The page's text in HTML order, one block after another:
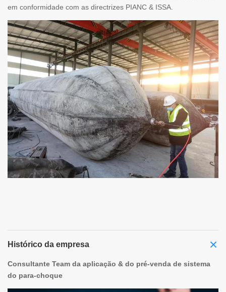
em conformidade com as directrizes PIANC & ISSA.
Histórico da empresa
Consultante Team da aplicação & do pré-venda de sistema
do para-choque